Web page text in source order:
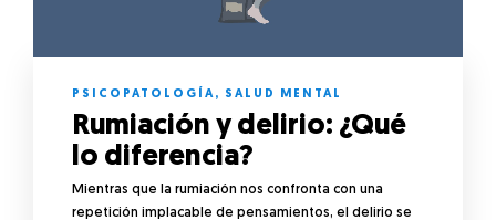
PSICOPATOLOGÍA, SALUD MENTAL
Rumiación y delirio: ¿Qué
lo diferencia?
Mientras que la rumiación nos confronta con una
repetición implacable de pensamientos, el delirio se